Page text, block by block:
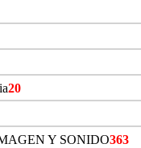
20
Y SONIDO363